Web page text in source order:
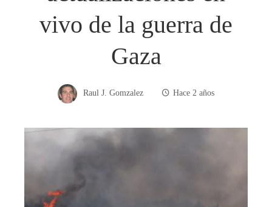
vivo de la guerra de
Gaza
Raul J. Gomzalez Hace 2 años